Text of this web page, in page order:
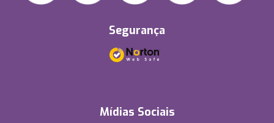
Segurança
Mídias Sociais